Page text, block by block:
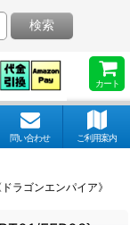
カート
検索
問い合わせ ご利用案内
ラゴンエンパイア》